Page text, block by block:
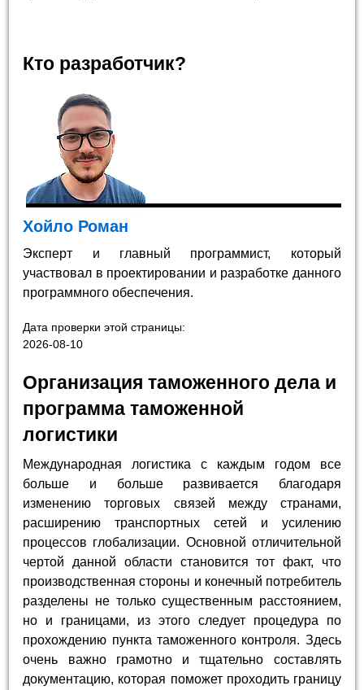
Кто разработчик?
Хойло Роман
Эксперт и главный программист, который
участвовал в проектировании и разработке данного
программного обеспечения.
Дата проверки этой страницы:
2026-08-10
Организация таможенного дела и
программа таможенной
логистики
Международная логистика с каждым годом все
больше и больше развивается благодаря
изменению торговых связей между странами,
расширению транспортных сетей и усилению
процессов глобализации. Основной отличительной
чертой данной области становится тот факт, что
производственная стороны и конечный потребитель
разделены не только существенным расстоянием,
но и границами, из этого следует процедура по
прохождению пункта таможенного контроля. Здесь
очень важно грамотно и тщательно составлять
документацию, которая поможет проходить границу